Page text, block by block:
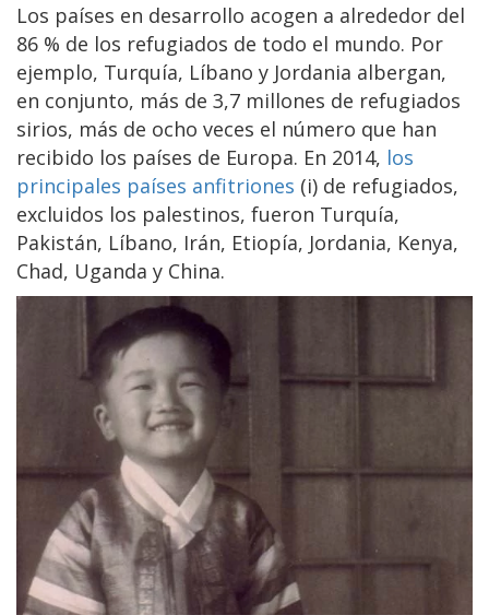
Los países en desarrollo acogen a alrededor del
86 % de los refugiados de todo el mundo. Por
ejemplo, Turquía, Líbano y Jordania albergan,
en conjunto, más de 3,7 millones de refugiados
sirios, más de ocho veces el número que han
recibido los países de Europa. En 2014, los
principales países anfitriones (i) de refugiados,
excluidos los palestinos, fueron Turquía,
Pakistán, Líbano, Irán, Etiopía, Jordania, Kenya,
Chad, Uganda y China.